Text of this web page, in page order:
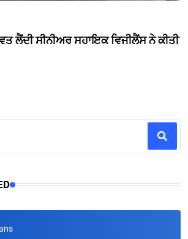
ਲੈਂਦੀ ਸੀਨੀਅਰ ਸਹਾਇਕ ਵਿਜੀਲੈਂਸ ਨੇ ਕੀਤੀ